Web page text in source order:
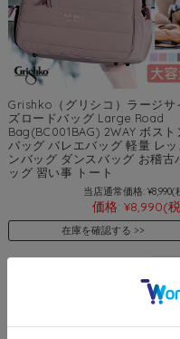
Grishko（グリシコ）ラージサ
ズロードバッグ Large Road
Bag(BC001BAG) 2WAY ボスト
バッグ バレエバッグ 軽量 レッ
ンバッグ ダンスバッグ お稽古
ッグ 習い事 トート
当店通常価格: ¥8,990(
価格: ¥8,990(
在庫を確認する